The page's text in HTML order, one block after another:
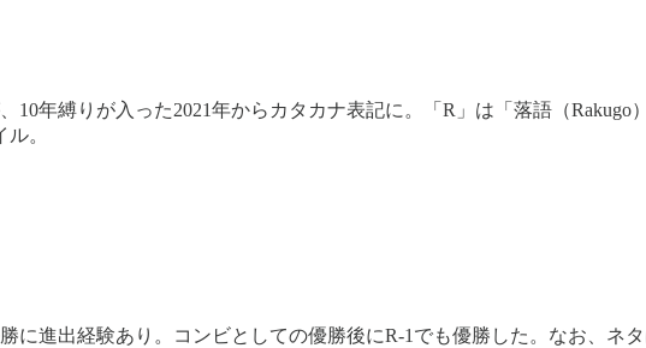
10年縛りが入った2021年からカタカナ表記に。「R」は「落語（
。
に進出経験あり。コンビとしての優勝後にR-1でも優勝した。なお、ネ